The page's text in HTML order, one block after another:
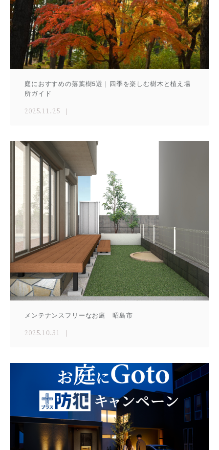
庭におすすめの落葉樹5選｜四季を楽しむ樹木と植え場
所ガイド
2025.11.25
メンテナンスフリーなお庭 昭島市
2025.10.31